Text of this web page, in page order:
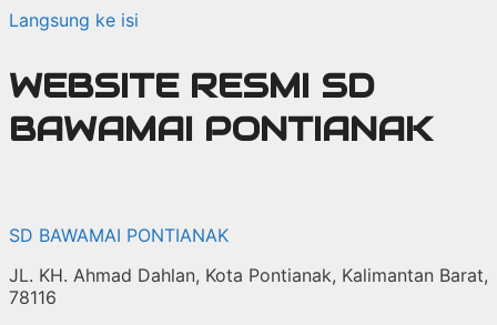
Langsung ke isi
WEBSITE RESMI SD
BAWAMAI PONTIANAK
SD BAWAMAI PONTIANAK
JL. KH. Ahmad Dahlan, Kota Pontianak, Kalimantan Barat,
78116